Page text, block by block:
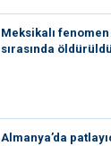
Meksikalı fenomen
sırasında öldürüldü
Almanya’da